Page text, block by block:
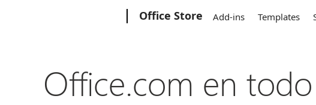
Office Store Add-ins Templates
Office.com en